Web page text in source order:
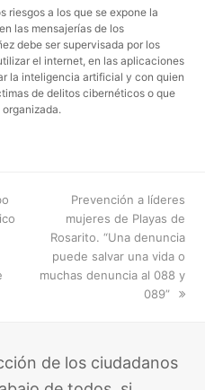
riesgos a los que se expone la
las mensajerías de los
debe ser supervisada por los
el internet, en las aplicaciones
la inteligencia artificial y con quien
de delitos cibernéticos o que
next
post:
Prevención a líderes
mujeres de Playas de
Rosarito. “Una denuncia
puede salvar una vida o
muchas denuncia al 088 y
089”
de los ciudadanos